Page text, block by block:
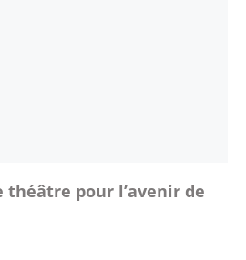
théâtre pour l’avenir de